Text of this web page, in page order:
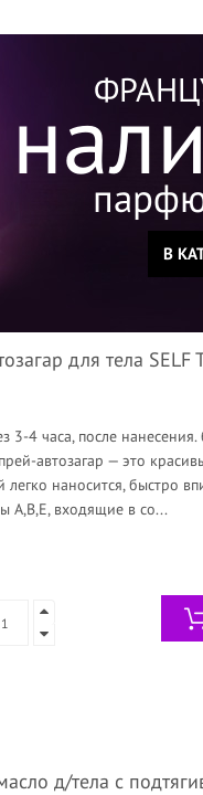
В
для тела SELF
3-4 часа, после
автозагар — это
наносится, быстро
А,В,Е, входящие в со...
д/тела с